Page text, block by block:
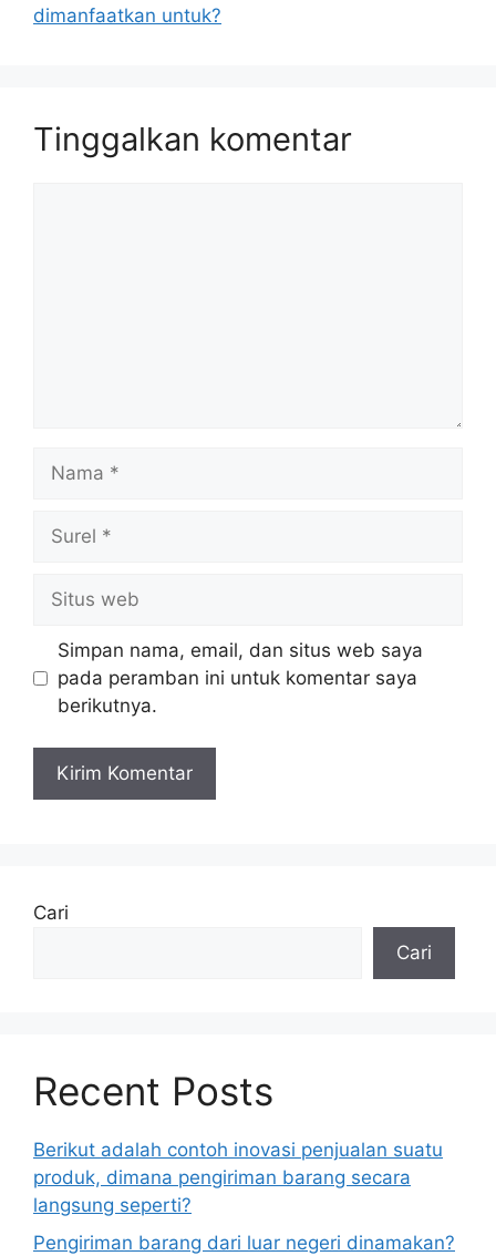
dimanfaatkan untuk?
Tinggalkan komentar
web
Simpan nama, email, dan situs web saya
pada peramban ini untuk komentar saya
berikutnya.
Cari
Cari
Recent Posts
Berikut adalah contoh inovasi penjualan suatu
produk, dimana pengiriman barang secara
langsung seperti?
Pengiriman barang dari luar negeri dinamakan?